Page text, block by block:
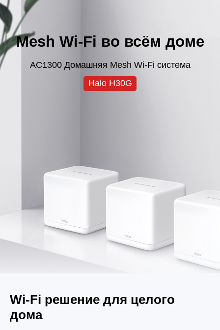
Mesh Wi-Fi во всём доме
AC1300 Домашняя Mesh Wi-Fi система
Halo H30G
Wi‑Fi решение для целого
дома